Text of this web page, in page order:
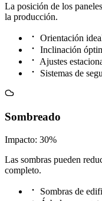
La posición de los
la producción.
Orientación
Inclinación
Ajustes
Sistemas de
Sombreado
Impacto: 30%
Las sombras pueden
completo.
Sombras de